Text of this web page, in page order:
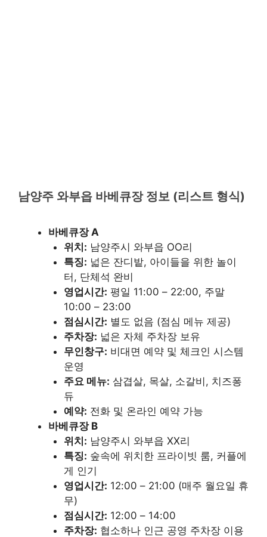
남양주 와부읍 바베큐장 정보 (리스트 형식)
바베큐장 A
위치: 남양주시 와부읍 OO리
특징: 넓은 잔디밭, 아이들을 위한 놀이
터, 단체석 완비
영업시간: 평일 11:00 – 22:00, 주말
10:00 – 23:00
점심시간: 별도 없음 (점심 메뉴 제공)
주차장: 넓은 자체 주차장 보유
무인창구: 비대면 예약 및 체크인 시스템
운영
주요 메뉴: 삼겹살, 목살, 소갈비, 치즈퐁
듀
예약: 전화 및 온라인 예약 가능
바베큐장 B
위치: 남양주시 와부읍 XX리
특징: 숲속에 위치한 프라이빗 룸, 커플에
게 인기
영업시간: 12:00 – 21:00 (매주 월요일 휴
무)
점심시간: 12:00 – 14:00
주차장: 협소하나 인근 공영 주차장 이용